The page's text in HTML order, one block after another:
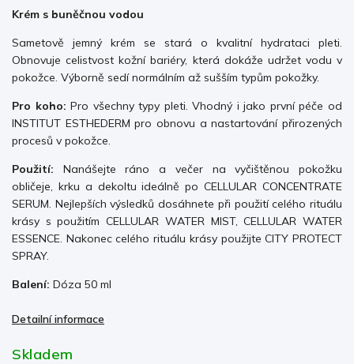
Krém s buněčnou vodou
Sametově jemný krém se stará o kvalitní hydrataci pleti.
Obnovuje celistvost kožní bariéry, která dokáže udržet vodu v
pokožce. Výborně sedí normálním až sušším typům pokožky.
Pro koho:Pro všechny typy pleti. Vhodný i jako první péče od
INSTITUT ESTHEDERM pro obnovu a nastartování přirozených
procesů v pokožce.
Použití: Nanášejte ráno a večer na vyčištěnou pokožku
obličeje, krku a dekoltu ideálně po CELLULAR CONCENTRATE
SERUM. Nejlepších výsledků dosáhnete při použití celého rituálu
krásy s použitím CELLULAR WATER MIST, CELLULAR WATER
ESSENCE. Nakonec celého rituálu krásy použijte CITY PROTECT
SPRAY.
Balení: Dóza 50 ml
Detailní informace
Skladem